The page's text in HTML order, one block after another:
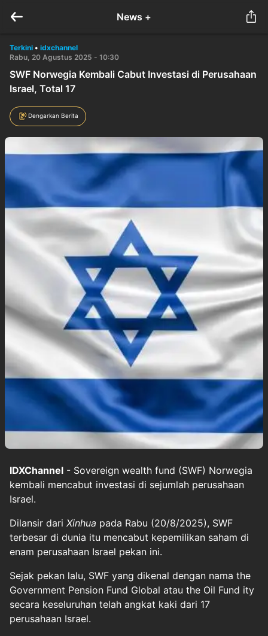
News +
Terkini • idxchannel
Rabu, 20 Agustus 2025 - 10:30
SWF Norwegia Kembali Cabut Investasi di Perusahaan
Israel, Total 17
Dengarkan Berita
IDXChannel - Sovereign wealth fund (SWF) Norwegia
kembali mencabut investasi di sejumlah perusahaan
Israel.
Dilansir dari Xinhua pada Rabu (20/8/2025), SWF
terbesar di dunia itu mencabut kepemilikan saham di
enam perusahaan Israel pekan ini.
Sejak pekan lalu, SWF yang dikenal dengan nama the
Government Pension Fund Global atau the Oil Fund ity
secara keseluruhan telah angkat kaki dari 17
perusahaan Israel.